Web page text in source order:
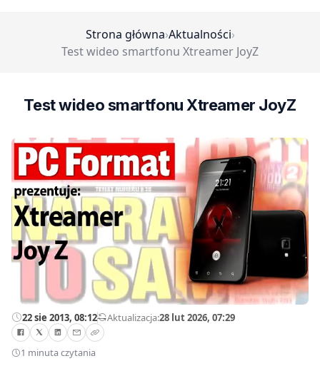
Strona główna›Aktualności›
Test wideo smartfonu Xtreamer JoyZ
Test wideo smartfonu Xtreamer JoyZ
22 sie 2013, 08:12—Aktualizacja:28 lut 2026, 07:29
1 minuta czytania